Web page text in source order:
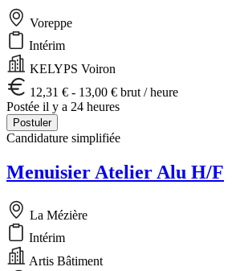
Voreppe
Intérim
KELYPS Voiron
12,31 € - 13,00 € brut / heure
Postée il y a 24 heures
Postuler
Candidature simplifiée
Menuisier Atelier Alu H/F
La Mézière
Intérim
Artis Bâtiment